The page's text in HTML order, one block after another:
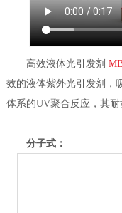
高效液体光引发剂
效的液体紫外光引发剂，
体系的UV聚合反应，其耐
分子式：